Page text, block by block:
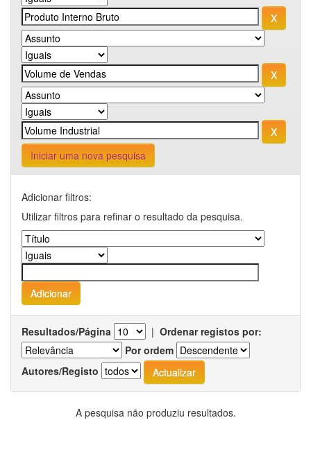
Iniciar uma nova pesquisa
Adicionar filtros:
Utilizar filtros para refinar o resultado da pesquisa.
Resultados/Página | Ordenar registos por:
Por ordem
Autores/Registo
A pesquisa não produziu resultados.